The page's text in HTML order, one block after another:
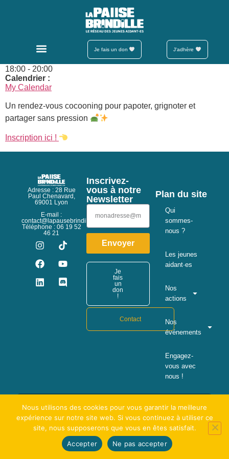
Je fais un don J'adhère
Brind’Détente
26/03/2026
18:00 - 20:00
Calendrier :
My Calendar
Un rendez-vous cocooning pour papoter, grignoter et
partager sans pression
Inscription ici !
Adresse : 28 Rue
Paul Chenavard,
69001 Lyon
E-mail :
contact@lapausebrindille.org
Téléphone : 06 19 52
46 21
Inscrivez-
vous à notre
Newsletter
Envoyer
Je
fais
un
don
!
Contact
Plan du site
Qui
sommes-
nous ?
Les jeunes
aidant·es
Nos
actions
Nos
événements
Engagez-
vous avec
nous !
© La pause Brindille 2024 - Tous droits réservés Politique de confidentialité
Nous utilisons des cookies pour vous garantir la meilleure
expérience sur notre site web. Si vous continuez à utiliser ce
site, nous supposerons que vous en êtes satisfait.
Accepter
Ne pas accepter